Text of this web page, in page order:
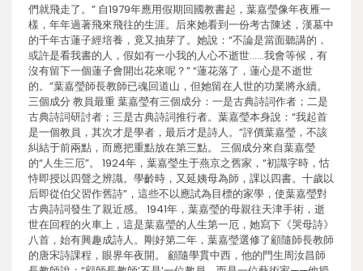
們就飛走了。” 自1979年應用假期回國教書起，葉嘉瑩像年夜雁一
樣，年年過著飛來飛往的生涯。后來她看到一份考古陳述，漢墓中
的千年古蓮子經培養，竟又抽芽了。她說：“不論是當面聽講的，
或許是看我書的人，假如有一小我的人心不逝世……我會等候，有
沒有留下一個蓮子會開出花來呢？” “蓮花落了，蓮心是不逝世
的。”葉嘉瑩師長教師已魂回道山，但她留在人世的功業將永續。
三個成分 教員最重 葉嘉瑩有三個成分：一是古典詩詞作者；二是
古典詩詞研討者；三是古典詩詞推行者。葉嘉瑩本身說：“我起首
是一個教員，其次才是學者，最后才是詩人。”評價葉嘉瑩，不該
糾結于前兩點，而應把重點放在第三點。 三個成分來自葉嘉瑩
的“人生三厄”。 1924年，葉嘉瑩生于燕京之舊家，“初識字時，怙
恃即授以四聲之辨識。學齡時，又延姨母為師，課以四書。十歲以
后即從伯父習作舊詩”，這些不以應試為目標的家學，使葉嘉瑩對
古典詩詞發生了親近感。 1941年，葉嘉瑩的母親往天津手術，逝
世在回程的火車上，這是葉嘉瑩的人生第一厄，她寫下《哭母詩》
八首，始有興趣成詩人。剛好第二年，葉嘉瑩選修了顧隨師長教師
的唐宋詩課程，眼界年夜開。 顧隨學貫中西，他的門生周汝昌師